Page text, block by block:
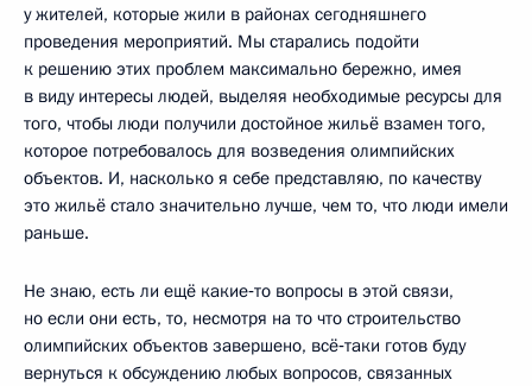
у жителей, которые жили в районах сегодняшнего
проведения мероприятий. Мы старались подойти
к решению этих проблем максимально бережно, имея
в виду интересы людей, выделяя необходимые ресурсы для
того, чтобы люди получили достойное жильё взамен того,
которое потребовалось для возведения олимпийских
объектов. И, насколько я себе представляю, по качеству
это жильё стало значительно лучше, чем то, что люди имели
раньше.
Не знаю, есть ли ещё какие‑то вопросы в этой связи,
но если они есть, то, несмотря на то что строительство
олимпийских объектов завершено, всё‑таки готов буду
вернуться к обсуждению любых вопросов, связанных